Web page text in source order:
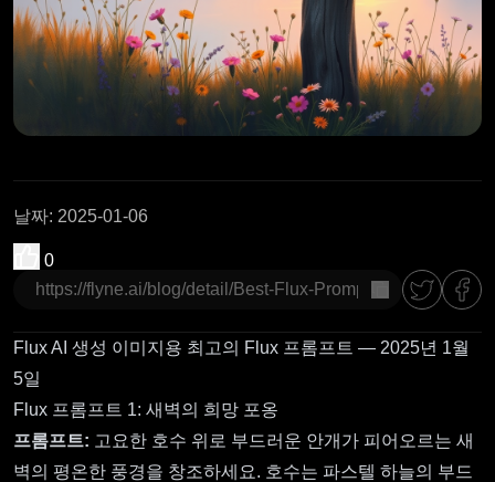
날짜: 2025-01-06
0
복사
Flux AI 생성 이미지용 최고의 Flux 프롬프트 — 2025년 1월
5일
Flux 프롬프트 1: 새벽의 희망 포옹
프롬프트: 고요한 호수 위로 부드러운 안개가 피어오르는 새
벽의 평온한 풍경을 창조하세요. 호수는 파스텔 하늘의 부드